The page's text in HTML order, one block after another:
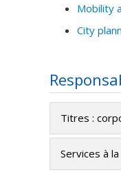
Mobility
City
Titres :
Services à